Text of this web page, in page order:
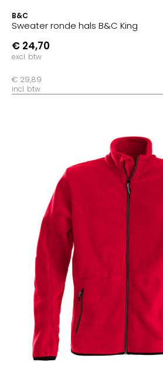
B&C
Sweater ronde hals B&C King
€ 24,70
excl. btw
€ 29,89
incl. btw